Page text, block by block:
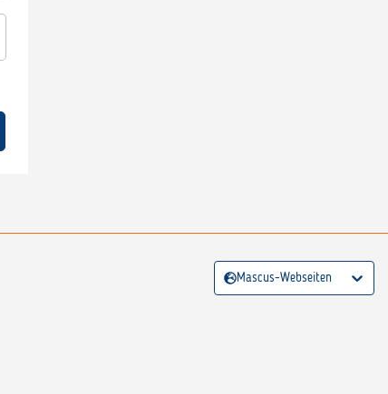
Mascus-Webseiten